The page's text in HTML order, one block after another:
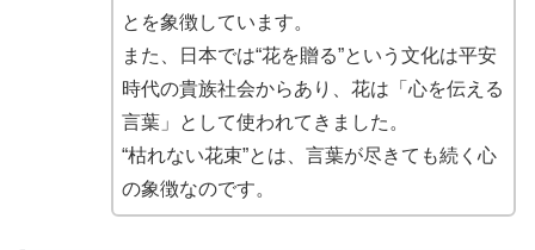
とを象徴しています。
また、日本では“花を贈る”という文化は平安
時代の貴族社会からあり、花は「心を伝える
言葉」として使われてきました。
“枯れない花束”とは、言葉が尽きても続く心
の象徴なのです。